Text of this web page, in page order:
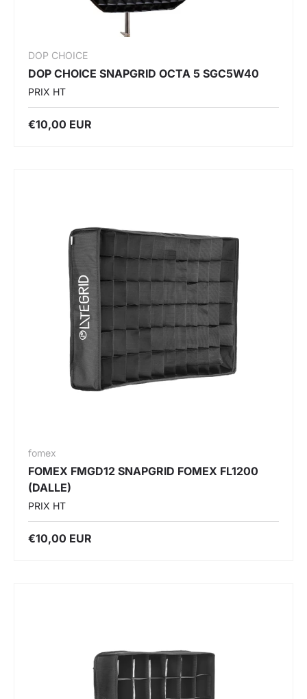
DOP CHOICE
DOP CHOICE SNAPGRID OCTA 5 SGC5W40
PRIX HT
€10,00 EUR
fomex
FOMEX FMGD12 SNAPGRID FOMEX FL1200
(DALLE)
PRIX HT
€10,00 EUR